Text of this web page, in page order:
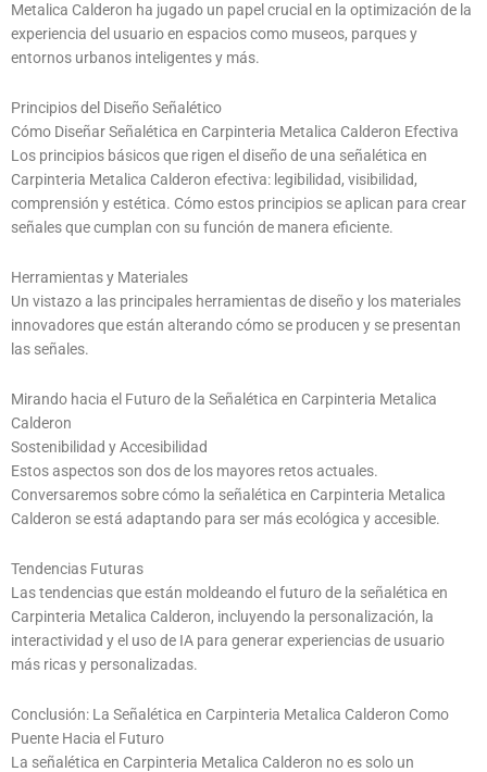
Metalica Calderon ha jugado un papel crucial en la optimización de la
experiencia del usuario en espacios como museos, parques y
entornos urbanos inteligentes y más.
Principios del Diseño Señalético
Cómo Diseñar Señalética en Carpinteria Metalica Calderon Efectiva
Los principios básicos que rigen el diseño de una señalética en
Carpinteria Metalica Calderon efectiva: legibilidad, visibilidad,
comprensión y estética. Cómo estos principios se aplican para crear
señales que cumplan con su función de manera eficiente.
Herramientas y Materiales
Un vistazo a las principales herramientas de diseño y los materiales
innovadores que están alterando cómo se producen y se presentan
las señales.
Mirando hacia el Futuro de la Señalética en Carpinteria Metalica
Calderon
Sostenibilidad y Accesibilidad
Estos aspectos son dos de los mayores retos actuales.
Conversaremos sobre cómo la señalética en Carpinteria Metalica
Calderon se está adaptando para ser más ecológica y accesible.
Tendencias Futuras
Las tendencias que están moldeando el futuro de la señalética en
Carpinteria Metalica Calderon, incluyendo la personalización, la
interactividad y el uso de IA para generar experiencias de usuario
más ricas y personalizadas.
Conclusión: La Señalética en Carpinteria Metalica Calderon Como
Puente Hacia el Futuro
La señalética en Carpinteria Metalica Calderon no es solo un